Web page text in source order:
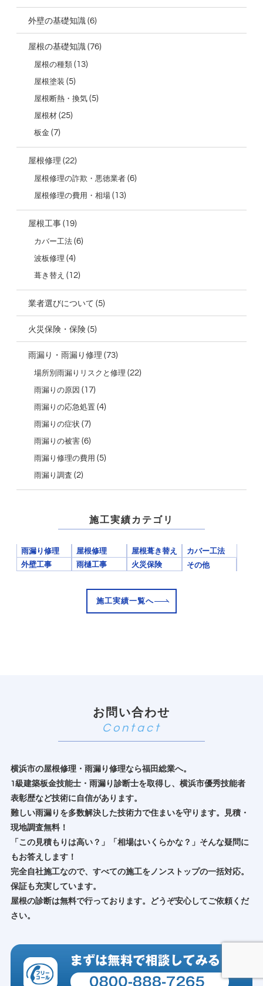
外壁の基礎知識(6)
屋根の基礎知識(76)
屋根の種類(13)
屋根塗装 (5)
屋根断熱・換気(5)
屋根材(25)
板金(7)
屋根修理 (22)
屋根修理の詐欺・悪徳業者(6)
屋根修理の費用・相場(13)
屋根工事(19)
カバー工法(6)
波板修理 (4)
葺き替え (12)
業者選びについて (5)
火災保険・保険(5)
雨漏り・雨漏り修理 (73)
場所別雨漏りリスクと修理 (22)
雨漏りの原因 (17)
雨漏りの応急処置(4)
雨漏りの症状 (7)
雨漏りの被害(6)
雨漏り修理の費用 (5)
雨漏り調査 (2)
施工実績カテゴリ
雨漏り修理 屋根修理 屋根葺き替え
カバー工法
外壁工事
雨樋工事 火災保険 その他
施工実績一覧へ
お問い合わせ
横浜市の屋根修理・雨漏り修理なら福田総業へ。
1級建築板金技能士・雨漏り診断士を取得し、横浜市優秀技能者
表彰歴など技術に自信があります。
難しい雨漏りを多数解決した技術力で住まいを守ります。見積・
現地調査無料！
「この見積もりは高い？」「相場はいくらかな？」そんな疑問に
もお答えします！
完全自社施工なので、すべての施工をノンストップの一括対応。
保証も充実しています。
屋根の診断は無料で行っております。どうぞ安心してご依頼くだ
さい。